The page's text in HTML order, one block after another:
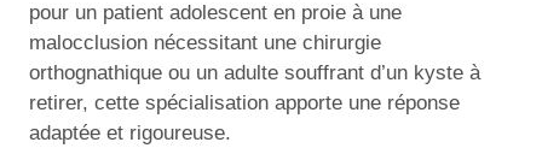
pour un patient adolescent en proie à une
malocclusion nécessitant une chirurgie
orthognathique ou un adulte souffrant d’un kyste à
retirer, cette spécialisation apporte une réponse
adaptée et rigoureuse.